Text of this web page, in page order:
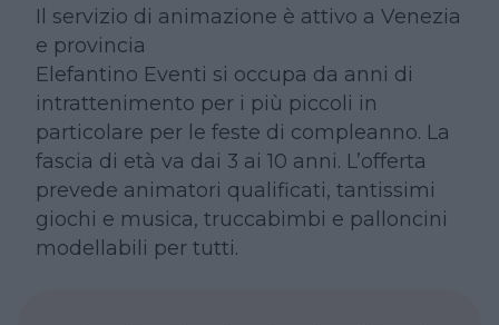
Il servizio di animazione è attivo a Venezia
e provincia
Elefantino Eventi si occupa da anni di
intrattenimento per i più piccoli in
particolare per le feste di compleanno. La
fascia di età va dai 3 ai 10 anni. L’offerta
prevede animatori qualificati, tantissimi
giochi e musica, truccabimbi e palloncini
modellabili per tutti.